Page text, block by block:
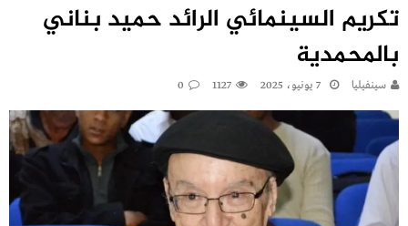
تكريم السينمائي الرائد حميد بناني
بالمحمدية
سينفيليا 7 يونيو، 2025 1127
0